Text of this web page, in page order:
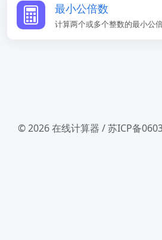
最小公倍数
计算两个或多个整数的最小公
© 2026在线计算器 /苏ICP备